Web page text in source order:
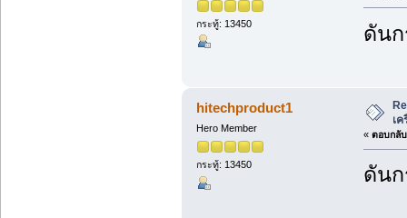
กระทู้: 13450 ดัน
hitechproduct1
Hero Member
กระทู้: 13450
เ
« ตอบกลั
ดัน